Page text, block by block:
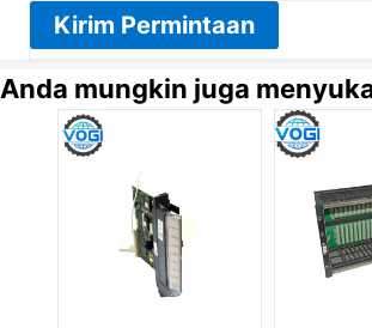
Kirim Permintaan
Anda mungkin juga